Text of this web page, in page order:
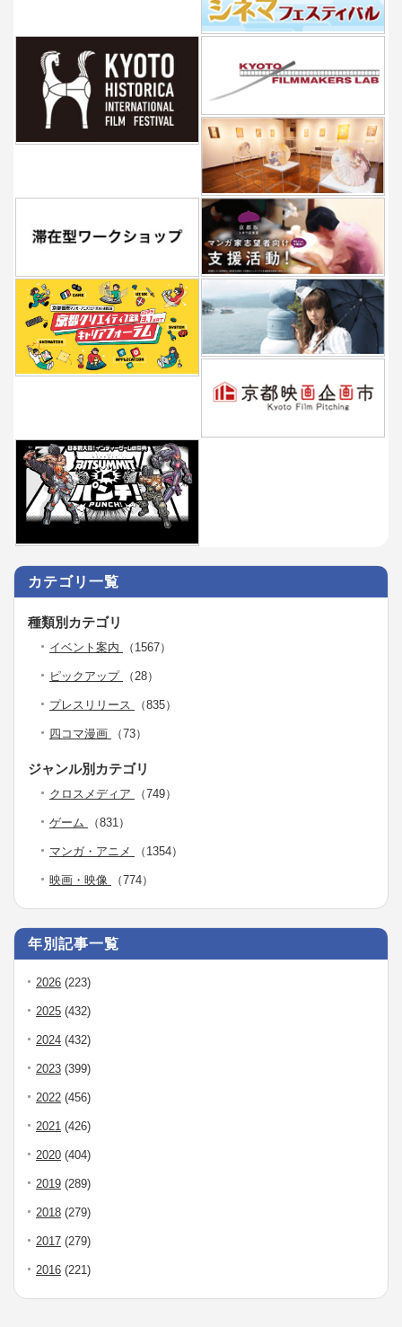
カテゴリ一覧
種類別カテゴリ
イベント案内 （1567）
ピックアップ （28）
プレスリリース （835）
四コマ漫画 （73）
ジャンル別カテゴリ
クロスメディア （749）
ゲーム （831）
マンガ・アニメ （1354）
映画・映像 （774）
年別記事一覧
2026 (223)
2025 (432)
2024 (432)
2023 (399)
2022 (456)
2021 (426)
2020 (404)
2019 (289)
2018 (279)
2017 (279)
2016 (221)